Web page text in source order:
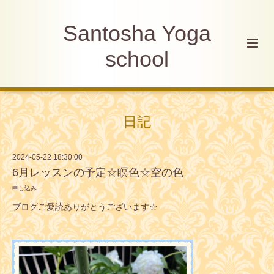
Santosha Yoga
school
日記
2024-05-22 18:30:00
6月レッスンの予定☆瞑色☆空の色
申し込み
ブログご愛読ありがとうございます☆